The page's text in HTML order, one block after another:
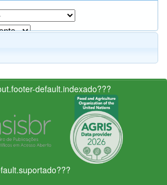
default.indexado???